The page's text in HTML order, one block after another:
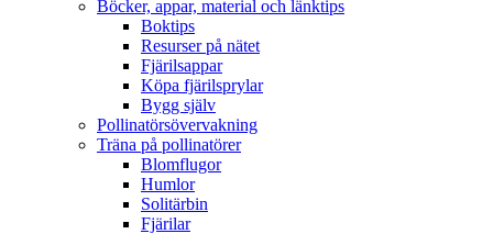
Böcker, appar, material och länktips
Boktips
Resurser på nätet
Fjärilsappar
Köpa fjärilsprylar
Bygg själv
Pollinatörsövervakning
Träna på pollinatörer
Blomflugor
Humlor
Solitärbin
Fjärilar